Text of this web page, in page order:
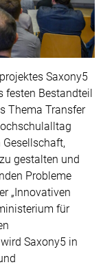
Saxony5
festen Bestandteil
Thema Transfer
gestalten und
Probleme
„Innovativen
für
Saxony5 in